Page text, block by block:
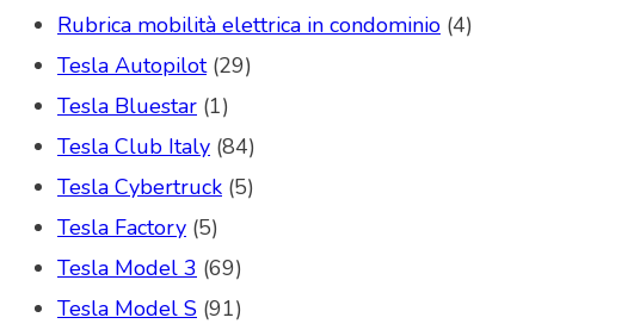
Rubrica mobilità elettrica in condominio (4)
Tesla Autopilot(29)
Tesla Bluestar (1)
Tesla Club Italy (84)
Tesla Cybertruck (5)
Tesla Factory (5)
Tesla Model 3 (69)
Tesla Model S (91)